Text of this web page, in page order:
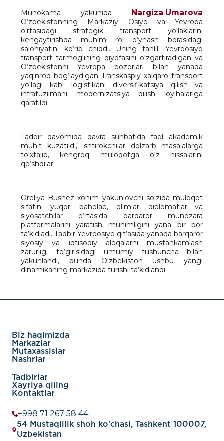
Muhokama yakunida Nargiza Umarova
O‘zbekistonning Markaziy Osiyo va Yevropa
o‘rtasidagi strategik transport yo‘laklarini
kengaytirishda muhim rol o‘ynash borasidagi
salohiyatini ko‘rib chiqdi. Uning tahlili Yevroosiyo
transport tarmog‘ining qiyofasini o‘zgartiradigan va
O‘zbekistonni Yevropa bozorlari bilan yanada
yaqinroq bog‘laydigan Transkaspiy xalqaro transport
yo‘lagi kabi logistikani diversifikatsiya qilish va
infratuzilmani modernizatsiya qilish loyihalariga
qaratildi.
Tadbir davomida davra suhbatida faol akademik
muhit kuzatildi, ishtirokchilar dolzarb masalalarga
to‘xtalib, kengroq muloqotga o‘z hissalarini
qo‘shdilar.
Oreliya Bushez xonim yakunlovchi so‘zida muloqot
sifatini yuqori baholab, olimlar, diplomatlar va
siyosatchilar o‘rtasida barqaror munozara
platformalarini yaratish muhimligini yana bir bor
ta’kidladi. Tadbir Yevroosiyo qit’asida yanada barqaror
siyosiy va iqtisodiy aloqalarni mustahkamlash
zarurligi to‘g‘risidagi umumiy tushuncha bilan
yakunlandi, bunda O‘zbekiston ushbu yangi
dinamikaning markazida turishi ta’kidlandi.
Biz haqimizda
Markazlar
Mutaxassislar
Nashrlar
Tadbirlar
Xayriya qiling
Kontaktlar
+998 71 267 58 44
54 Mustaqillik shoh ko'chasi, Tashkent 100007,
Uzbekistan